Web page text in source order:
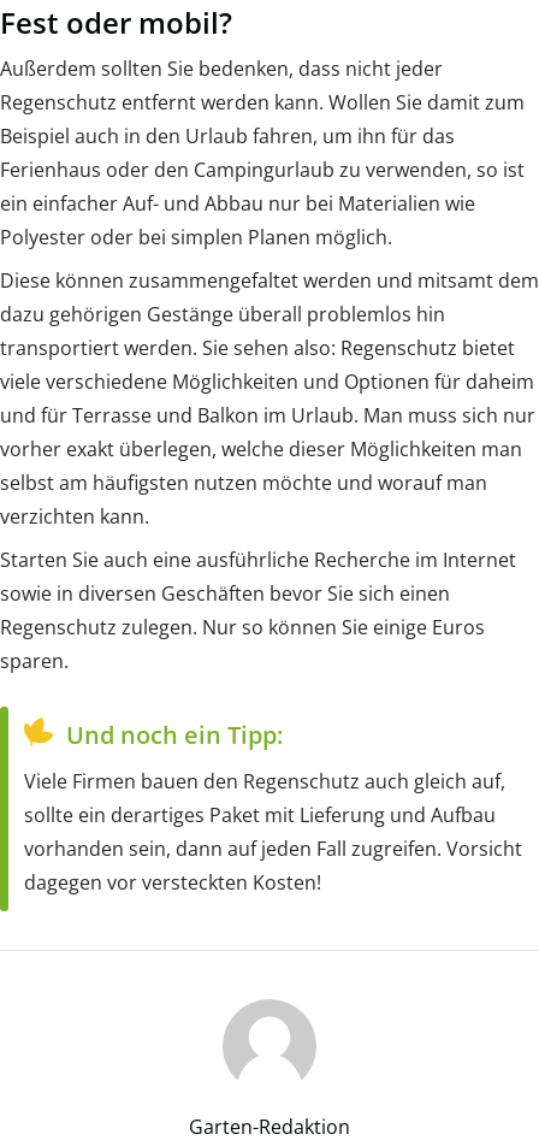
Fest oder mobil?
Außerdem sollten Sie bedenken, dass nicht jeder
Regenschutz entfernt werden kann. Wollen Sie damit zum
Beispiel auch in den Urlaub fahren, um ihn für das
Ferienhaus oder den Campingurlaub zu verwenden, so ist
ein einfacher Auf- und Abbau nur bei Materialien wie
Polyester oder bei simplen Planen möglich.
Diese können zusammengefaltet werden und mitsamt dem
dazu gehörigen Gestänge überall problemlos hin
transportiert werden. Sie sehen also: Regenschutz bietet
viele verschiedene Möglichkeiten und Optionen für daheim
und für Terrasse und Balkon im Urlaub. Man muss sich nur
vorher exakt überlegen, welche dieser Möglichkeiten man
selbst am häufigsten nutzen möchte und worauf man
verzichten kann.
Starten Sie auch eine ausführliche Recherche im Internet
sowie in diversen Geschäften bevor Sie sich einen
Regenschutz zulegen. Nur so können Sie einige Euros
sparen.
Und noch ein Tipp:
Viele Firmen bauen den Regenschutz auch gleich auf,
sollte ein derartiges Paket mit Lieferung und Aufbau
vorhanden sein, dann auf jeden Fall zugreifen. Vorsicht
dagegen vor versteckten Kosten!
Garten-Redaktion